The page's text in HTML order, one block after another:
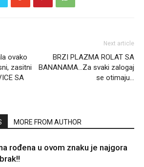
ovako
zasitni
SA
Next article
BRZI PLAZMA ROLAT SA
BANANAMA…Za svaki zalogaj
se otimaju…
MORE FROM AUTHOR
rođena u ovom znaku je najgora